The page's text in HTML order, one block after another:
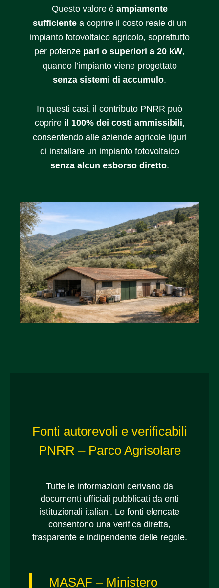
Questo valore è ampiamente
sufficientea coprire il costo reale di un
impianto fotovoltaico agricolo, soprattutto
per potenze pari o superiori a 20 kW,
quando l’impianto viene progettato
senza sistemi di accumulo.
In questi casi, il contributo PNRR può
coprire il 100% dei costi ammissibili,
consentendo alle aziende agricole liguri
di installare un impianto fotovoltaico
senza alcun esborso diretto.
Fonti autorevoli e verificabili
PNRR – Parco Agrisolare
Tutte le informazioni derivano da
documenti ufficiali pubblicati da enti
istituzionali italiani. Le fonti elencate
consentono una verifica diretta,
trasparente e indipendente delle regole.
MASAF – Ministero